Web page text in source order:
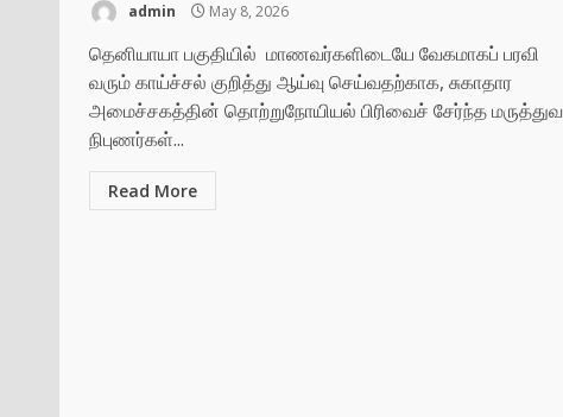
admin May 8, 2026
தெனியாயா பகுதியில் மாணவர்களிடையே வேகமாகப் பரவி
வரும் காய்ச்சல் குறித்து ஆய்வு செய்வதற்காக, சுகாதார
அமைச்சகத்தின் தொற்றுநோயியல் பிரிவைச் சேர்ந்த மருத்துவ
நிபுணர்கள்...
Read More